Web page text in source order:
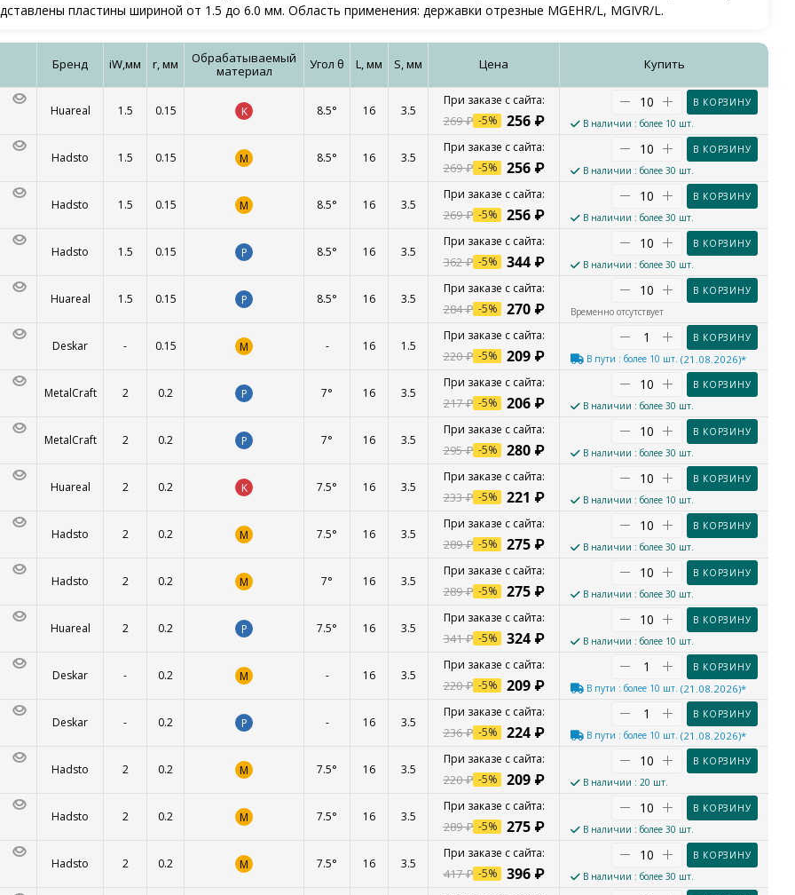
пластины шириной от 1.5 до 6.0 мм. Область применения: державки отрезные MGEHR/L, MGIVR/L.
Бренд iW,мм r, мм
Обрабатываемый
материал
Угол θ L, мм S, мм Цена Купить
Huareal 1.5 0.15 K 8.5° 16 3.5
256₽
269₽ -5%
В КОРЗИНУ
В наличии : более 10 шт.
Hadsto 1.5 0.15 M 8.5° 16 3.5
256₽
269₽ -5%
В КОРЗИНУ
В наличии : более 30 шт.
Hadsto 1.5 0.15 M 8.5° 16 3.5
256₽
269₽ -5%
В КОРЗИНУ
В наличии : более 30 шт.
Hadsto 1.5 0.15 P 8.5° 16 3.5
344₽
362₽ -5%
В КОРЗИНУ
В наличии : более 30 шт.
Huareal 1.5 0.15 P 8.5° 16 3.5
270₽
284₽ -5%
В КОРЗИНУ
Временно отсутствует
Deskar - 0.15 M - 16 1.5
209₽
220₽ -5%
В КОРЗИНУ
В пути : более 10 шт. (21.08.2026)*
MetalCraft 2 0.2 P 7° 16 3.5
206₽
217₽ -5%
В КОРЗИНУ
В наличии : более 30 шт.
MetalCraft 2 0.2 P 7° 16 3.5
280₽
295₽ -5%
В КОРЗИНУ
В наличии : более 30 шт.
Huareal 2 0.2 K 7.5° 16 3.5
221 ₽
233₽ -5%
В КОРЗИНУ
В наличии : более 10 шт.
Hadsto 2 0.2 M 7.5° 16 3.5
275₽
289₽ -5%
В КОРЗИНУ
В наличии : более 30 шт.
Hadsto 2 0.2 M 7° 16 3.5
275₽
289₽ -5%
В КОРЗИНУ
В наличии : более 30 шт.
Huareal 2 0.2 P 7.5° 16 3.5
324₽
341₽ -5%
В КОРЗИНУ
В наличии : более 10 шт.
Deskar - 0.2 M - 16 3.5
209₽
220₽ -5%
В КОРЗИНУ
В пути : более 10 шт. (21.08.2026)*
Deskar - 0.2 P - 16 3.5
224₽
236₽ -5%
В КОРЗИНУ
В пути : более 10 шт. (21.08.2026)*
Hadsto 2 0.2 M 7.5° 16 3.5
209₽
220₽ -5%
В КОРЗИНУ
В наличии : 20 шт.
Hadsto 2 0.2 M 7.5° 16 3.5
275₽
289₽ -5%
В КОРЗИНУ
В наличии : более 30 шт.
Hadsto 2 0.2 M 7.5° 16 3.5
396₽
417₽ -5%
В КОРЗИНУ
В наличии : более 30 шт.